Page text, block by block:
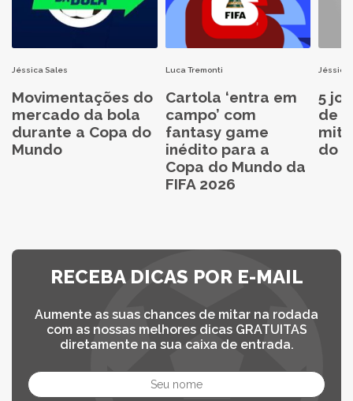
Jéssica Sales
Movimentações do
mercado da bola
durante a Copa do
Mundo
Luca Tremonti
Cartola ‘entra em
campo’ com
fantasy game
inédito para a
Copa do Mundo da
FIFA 2026
Jéssica
5
de
do
RECEBA DICAS POR E-MAIL
Aumente as suas chances de mitar na rodada
com as nossas melhores dicas GRATUITAS
diretamente na sua caixa de entrada.